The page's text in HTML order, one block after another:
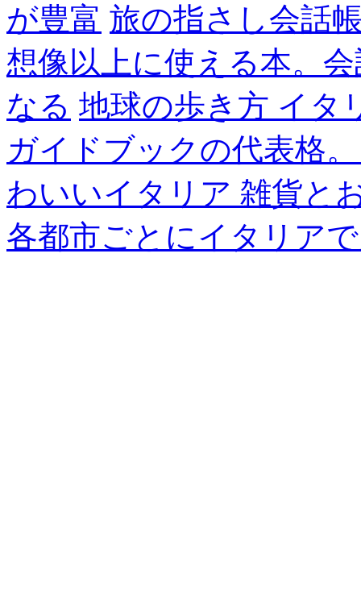
が豊富 旅の指さし会話
想像以上に使える本。
なる 地球の歩き方 イタ
ガイドブックの代表格
わいいイタリア 雑貨と
各都市ごとにイタリア